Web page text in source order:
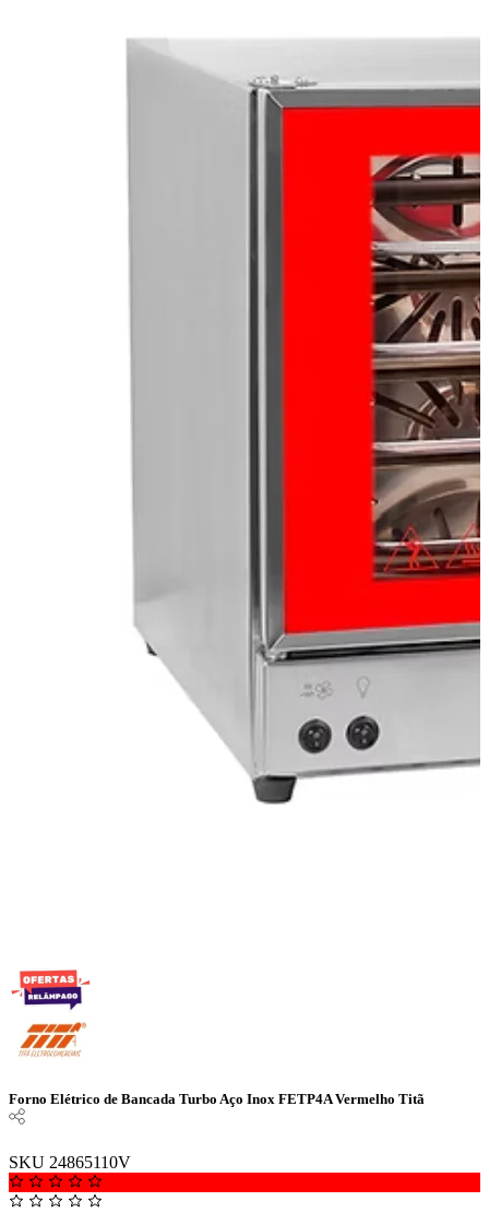
Forno Elétrico de Bancada Turbo Aço Inox FETP4A Vermelho Titã
SKU 24865110V